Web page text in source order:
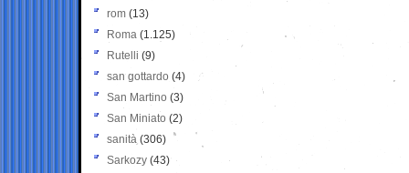
rom (13)
Roma (1.125)
Rutelli (9)
san gottardo (4)
San Martino (3)
San Miniato (2)
sanità (306)
Sarkozy (43)